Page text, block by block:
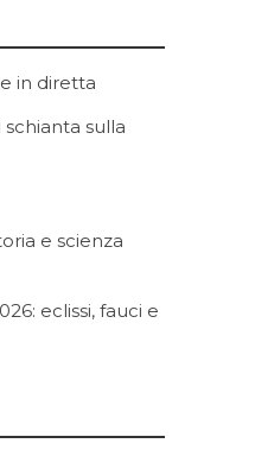
in diretta
schianta sulla
e scienza
eclissi, fauci e